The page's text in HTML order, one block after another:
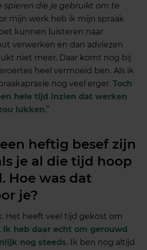
spieren die je gebruikt om te
mijn werk heb ik mijn spraak
kunnen luisteren naar
verwerken en dan adviezen
niet meer. Daar komt nog bij
heel vermoeid ben. Als ik
nog veel erger.Toch
hele tijd inzien dat werken
lukken.”
heftig besef zijn
je al die tijd hoop
Hoe was dat
je?
Het heeft veel tijd gekost om
Ik heb daar echt om gerouwd
nog steeds. Ik ben nog altijd